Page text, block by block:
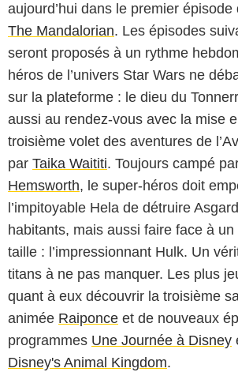
aujourd’hui dans le premier
The Mandalorian. Les épisodes
seront proposés à un rythme
héros de l’univers Star Wars ne
sur la plateforme : le dieu du
aussi au rendez-vous avec la mise
troisième volet des aventures de
par Taika Waititi. Toujours campé
Hemsworth, le super-héros doit
l’impitoyable Hela de détruire
habitants, mais aussi faire face à
taille : l’impressionnant Hulk. Un
titans à ne pas manquer. Les plus
quant à eux découvrir la troisième
animée Raiponce et de nouveaux
programmes Une Journée à Disney
Disney's Animal Kingdom.